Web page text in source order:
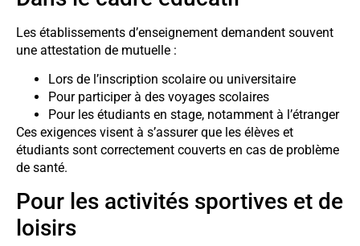
Les établissements d’enseignement demandent souvent
une attestation de mutuelle :
Lors de l’inscription scolaire ou universitaire
Pour participer à des voyages scolaires
Pour les étudiants en stage, notamment à l’étranger
Ces exigences visent à s’assurer que les élèves et
étudiants sont correctement couverts en cas de problème
de santé.
Pour les activités sportives et de
loisirs